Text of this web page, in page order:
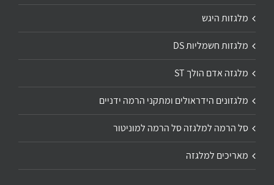
מלגזות היגש
מלגזות חשמליות DS
מלגזה אדם הולך ST
מלגזונים הידראולים ומתקני הרמה ידניים
סל הרמה למלגזה סל הרמה למוניטור
מאריכים למלגזה